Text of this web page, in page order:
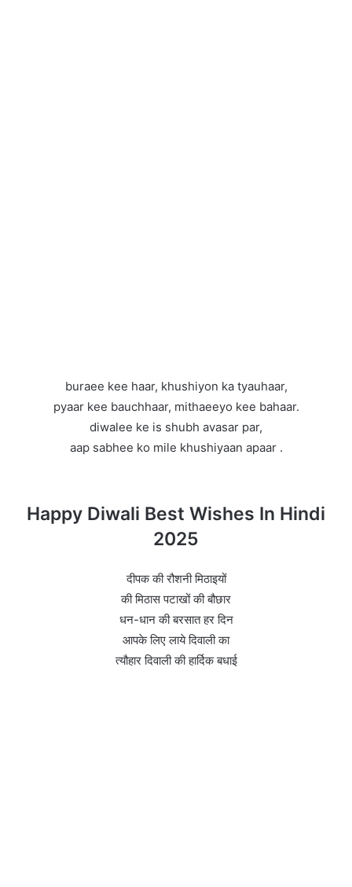
buraee kee haar, khushiyon ka tyauhaar,
pyaar kee bauchhaar, mithaeeyo kee bahaar.
diwalee ke is shubh avasar par,
aap sabhee ko mile khushiyaan apaar .
Happy Diwali Best Wishes In Hindi
2025
दीपक की रौशनी मिठाइयों
की मिठास पटाखों की बौछार
धन-धान की बरसात हर दिन
आपके लिए लाये दिवाली का
त्यौहार दिवाली की हार्दिक बधाई